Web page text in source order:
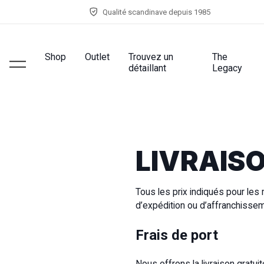
Qualité scandinave depuis 1985
Shop Outlet
Trouvez un
détaillant
The
Legacy
Tous les prix indiqués pour les
d’expédition ou
Frais de port